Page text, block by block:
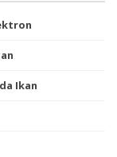
Ikan